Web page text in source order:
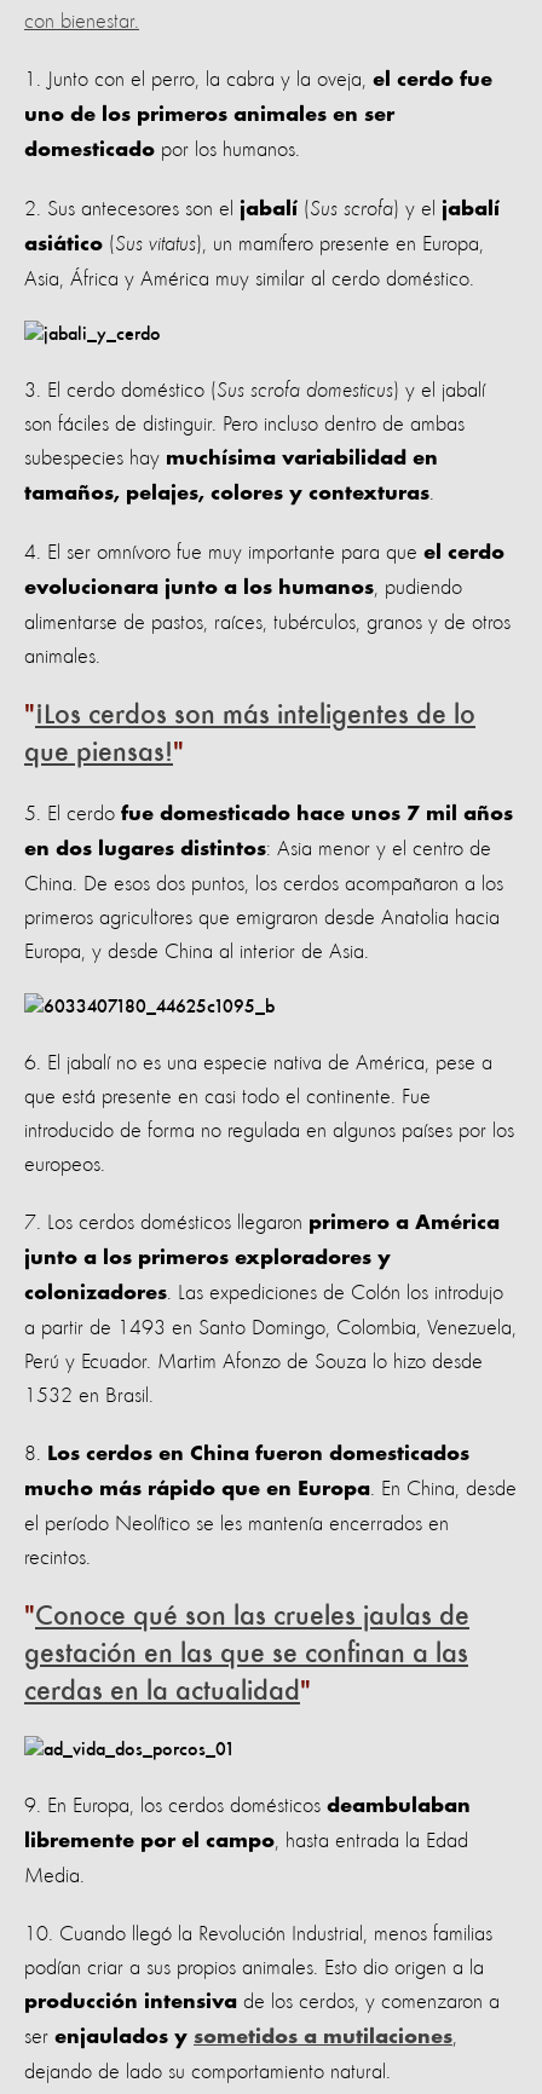
con bienestar.
1. Junto con el perro, la cabra y la oveja, el cerdo fue
uno de los primeros animales en ser
domesticado por los humanos.
2. Sus antecesores son el jabalí (Sus scrofa) y el jabalí
asiático (Sus vitatus), un mamífero presente en Europa,
Asia, África y América muy similar al cerdo doméstico.
3. El cerdo doméstico (Sus scrofa domesticus) y el jabalí
son fáciles de distinguir. Pero incluso dentro de ambas
subespecies hay muchísima variabilidad en
tamaños, pelajes, colores y contexturas
4. El ser omnívoro fue muy importante para que el cerdo
evolucionara junto a los humanos , pudiendo
alimentarse de pastos, raíces, tubérculos, granos y de otros
animales.
¡Los cerdos son más inteligentes de lo
que piensas!
5. El cerdo fue domesticado hace unos 7 mil años
en dos lugares distintos: Asia menor y el centro de
China. De esos dos puntos, los cerdos acompañaron a los
primeros agricultores que emigraron desde Anatolia hacia
Europa, y desde China al interior de Asia.
6. El jabalí no es una especie nativa de América, pese a
que está presente en casi todo el continente. Fue
introducido de forma no regulada en algunos países por los
europeos.
7. Los cerdos domésticos llegaron primero a América
junto a los primeros exploradores y
colonizadores . Las expediciones de Colón los introdujo
a partir de 1493 en Santo Domingo, Colombia, Venezuela,
Perú y Ecuador. Martim Afonzo de Souza lo hizo desde
1532 en Brasil.
8.
Los cerdos en China fueron domesticados
mucho más rápido que en Europa . En China, desde
el período Neolítico se les mantenía encerrados en
recintos.
Conoce qué son las crueles jaulas de
gestación en las que se confinan a las
cerdas en la actualidad
9. En Europa, los cerdos domésticos deambulaban
libremente por el campo , hasta entrada la Edad
Media.
10. Cuando llegó la Revolución Industrial, menos familias
podían criar a sus propios animales. Esto dio origen a la
producción intensiva de los cerdos, y comenzaron a
ser enjaulados y sometidos a mutilaciones
dejando de lado su comportamiento natural.